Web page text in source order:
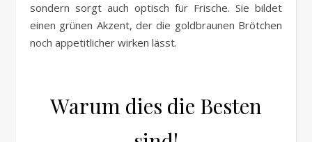
sondern sorgt auch optisch für Frische. Sie bildet
einen grünen Akzent, der die goldbraunen Brötchen
noch appetitlicher wirken lässt.
Warum dies die Besten